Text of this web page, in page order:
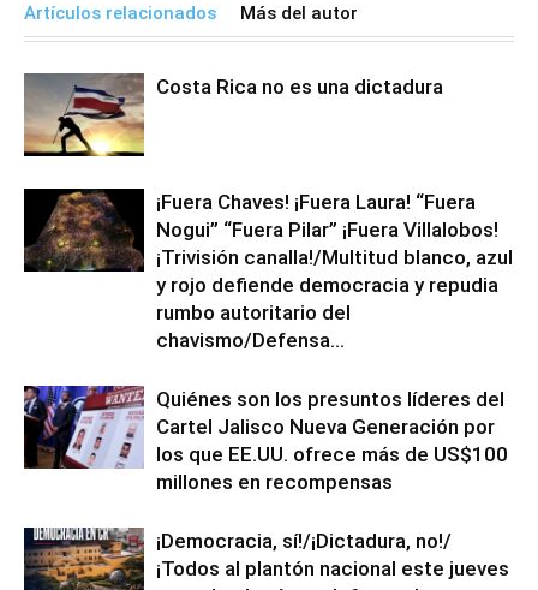
Artículos relacionados Más del autor
Costa Rica no es una dictadura
¡Fuera Chaves! ¡Fuera Laura! “Fuera
Nogui” “Fuera Pilar” ¡Fuera Villalobos!
¡Trivisión canalla!/Multitud blanco, azul
y rojo defiende democracia y repudia
rumbo autoritario del
chavismo/Defensa...
Quiénes son los presuntos líderes del
Cartel Jalisco Nueva Generación por
los que EE.UU. ofrece más de US$100
millones en recompensas
¡Democracia, sí!/¡Dictadura, no!/
¡Todos al plantón nacional este jueves